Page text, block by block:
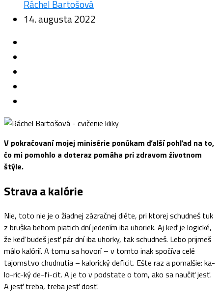
Ráchel Bartošová
14. augusta 2022
V pokračovaní mojej minisérie ponúkam ďalší pohľad na to,
čo mi pomohlo a doteraz pomáha pri zdravom životnom
štýle.
Strava a kalórie
Nie, toto nie je o žiadnej zázračnej diéte, pri ktorej schudneš tuk
z bruška behom piatich dní jedením iba uhoriek. Aj keď je logické,
že keď budeš jesť pár dní iba uhorky, tak schudneš. Lebo prijmeš
málo kalórií. A tomu sa hovorí – v tomto inak spočíva celé
tajomstvo chudnutia – kalorický deficit. Ešte raz a pomalšie: ka-
lo-ric-ký de-fi-cit. A je to v podstate o tom, ako sa naučiť jesť.
A jesť treba, treba jesť dosť.